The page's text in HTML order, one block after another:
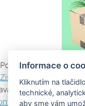
Pomáhame ostatným
Zistiť viac
spoluprácu
nás
Informace o
Kliknutím na
technické,
aby sme vám